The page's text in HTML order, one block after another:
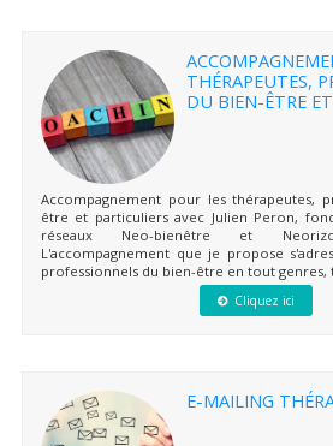
THÉRAPEUTES,
DU BIEN-ÊTRE
Accompagnement pour les thérapeutes,
être et particuliers avec Julien Peron,
réseaux Neo-bienêtre et
L'accompagnement que je propose
professionnels du bien-être en tout genres,
Cliquez ici
E-MAILING